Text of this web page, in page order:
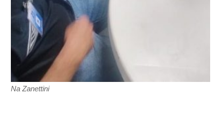
Na Zanettini